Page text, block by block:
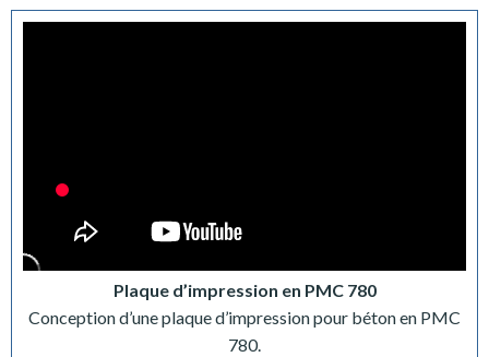
Plaque d’impression en PMC 780
Conception d’une plaque d’impression pour béton en PMC
780.